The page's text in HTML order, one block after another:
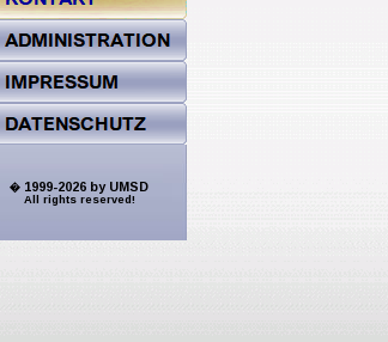
� 1999-2026 by UMSD
All rights reserved!